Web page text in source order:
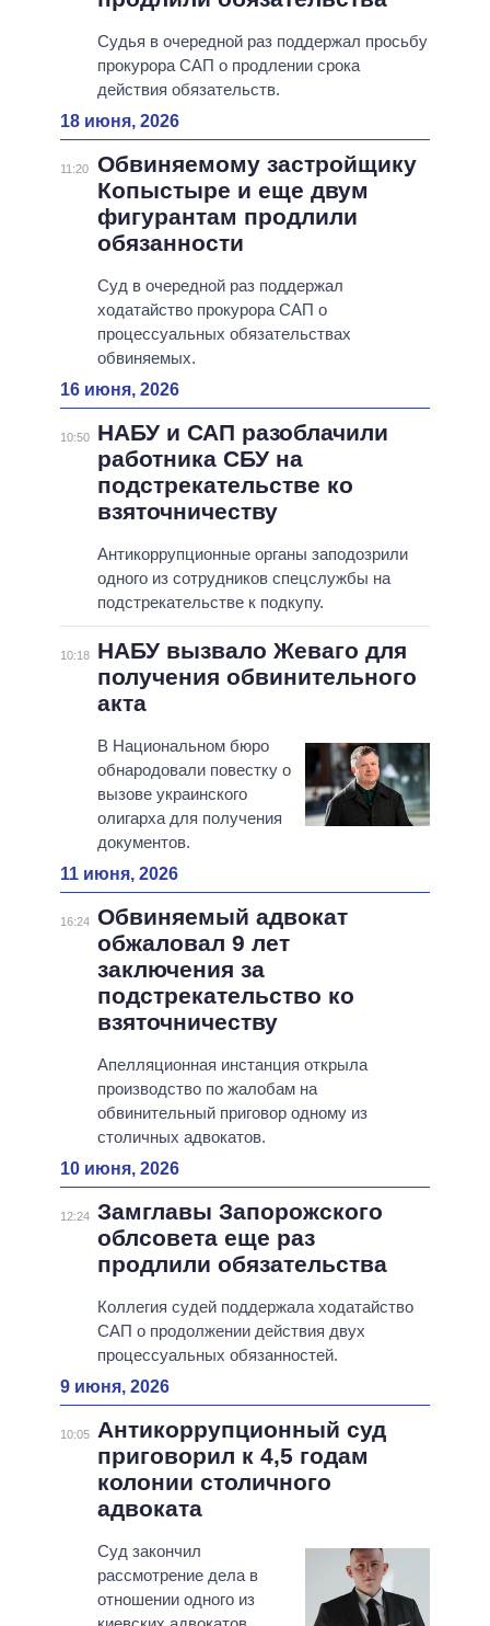
Судья в очередной раз поддержал просьбу
прокурора САП о продлении срока
действия обязательств.
18 июня, 2026
11:20
Обвиняемому застройщику
Копыстыре и еще двум
фигурантам продлили
обязанности
Суд в очередной раз поддержал
ходатайство прокурора САП о
процессуальных обязательствах
обвиняемых.
16 июня, 2026
10:50
НАБУ и САП разоблачили
работника СБУ на
подстрекательстве ко
взяточничеству
Антикоррупционные органы заподозрили
одного из сотрудников спецслужбы на
подстрекательстве к подкупу.
10:18
НАБУ вызвало Жеваго для
получения обвинительного
акта
В Национальном бюро
обнародовали повестку о
вызове украинского
олигарха для получения
документов.
11 июня, 2026
16:24 Обвиняемый адвокат
обжаловал 9 лет
заключения за
подстрекательство ко
взяточничеству
Апелляционная инстанция открыла
производство по жалобам на
обвинительный приговор одному из
столичных адвокатов.
10 июня, 2026
12:24 Замглавы Запорожского
облсовета еще раз
продлили обязательства
Коллегия судей поддержала ходатайство
САП о продолжении действия двух
процессуальных обязанностей.
9 июня, 2026
10:05
Антикоррупционный суд
приговорил к 4,5 годам
колонии столичного
адвоката
Суд закончил
рассмотрение дела в
отношении одного из